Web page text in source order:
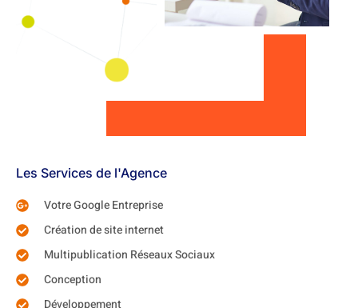
Les Services de l'Agence
Votre Google Entreprise
Création de site internet
Multipublication Réseaux Sociaux
Conception
Développement